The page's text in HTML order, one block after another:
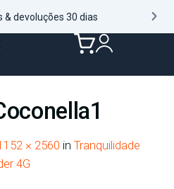
& devoluções 30 dias
× 2560 in Tranquilidade
4G